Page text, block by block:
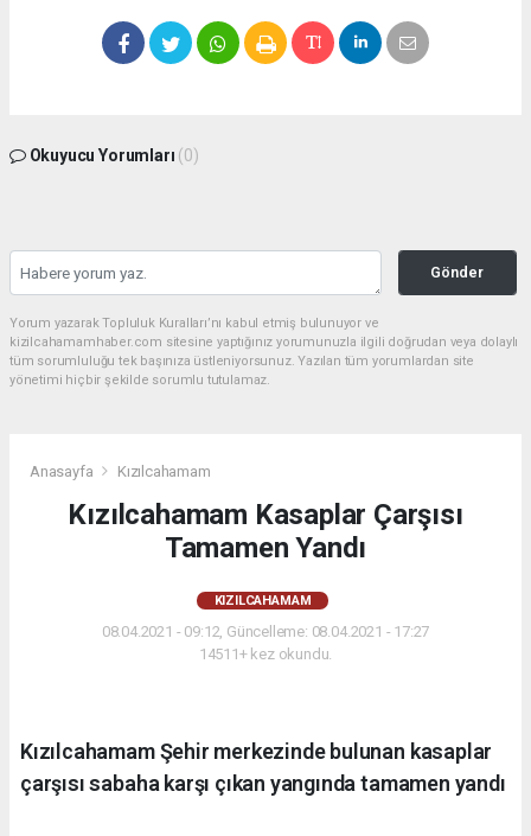
Okuyucu Yorumları (0)
Gönder
Yorum yazarak Topluluk Kuralları’nı kabul etmiş bulunuyor ve
kizilcahamamhaber.com sitesine yaptığınız yorumunuzla ilgili doğrudan veya dolaylı
tüm sorumluluğu tek başınıza üstleniyorsunuz. Yazılan tüm yorumlardan site
yönetimi hiçbir şekilde sorumlu tutulamaz.
Anasayfa Kızılcahamam
Kızılcahamam Kasaplar Çarşısı
Tamamen Yandı
KIZILCAHAMAM
08.04.2021 - 09:12, Güncelleme: 08.04.2021 - 17:27
14511+ kez okundu.
Kızılcahamam Şehir merkezinde bulunan kasaplar
çarşısı sabaha karşı çıkan yangında tamamen yandı